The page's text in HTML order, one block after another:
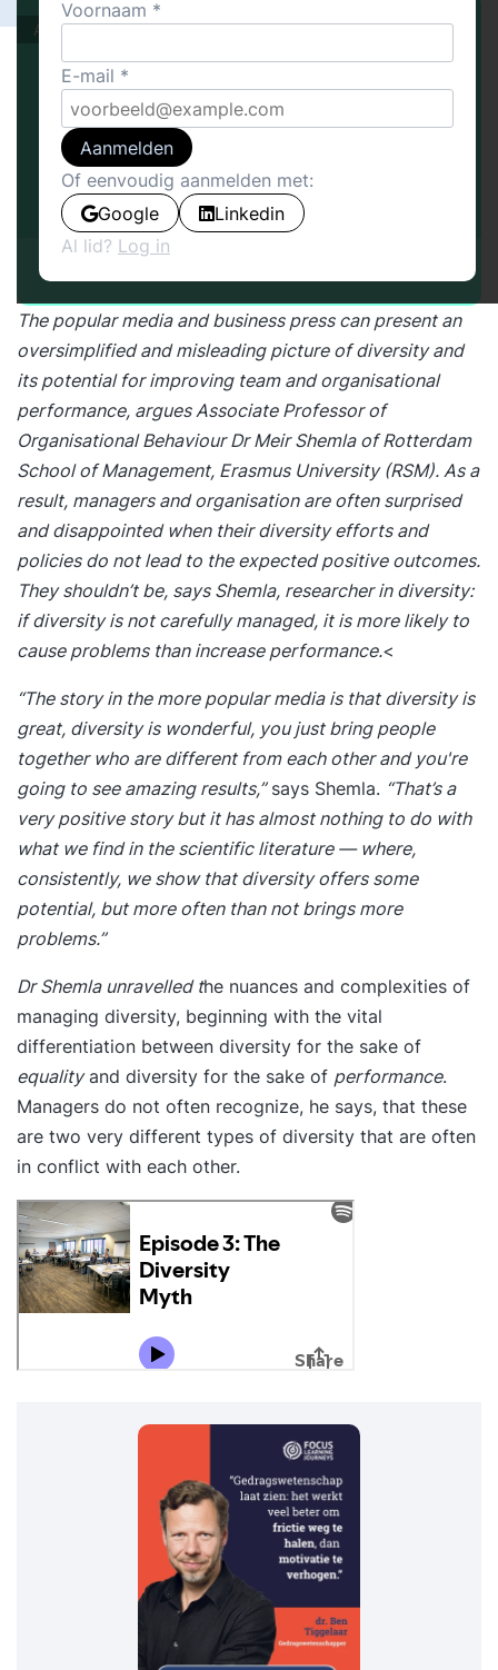
Actueel
The popular media and business press can present an
oversimplified and misleading picture of diversity and
its potential for improving team and organisational
performance, argues Associate Professor of
Organisational Behaviour Dr Meir Shemla of Rotterdam
School of Management, Erasmus University (RSM). As a
result, managers and organisation are often surprised
and disappointed when their diversity efforts and
policies do not lead to the expected positive outcomes.
They shouldn’t be, says Shemla, researcher in diversity:
if diversity is not carefully managed, it is more likely to
cause problems than increase performance.<
“The story in the more popular media is that diversity is
great, diversity is wonderful, you just bring people
together who are different from each other and you're
going to see amazing results,”says Shemla. “That’s a
very positive story but it has almost nothing to do with
what we find in the scientific literature — where,
consistently, we show that diversity offers some
potential, but more often than not brings more
problems.”
Dr Shemla unravelled the nuances and complexities of
managing diversity, beginning with the vital
differentiation between diversity for the sake of
equalityand diversity for the sake of performance.
Managers do not often recognize, he says, that these
are two very different types of diversity that are often
in conflict with each other.
Voornaam
E-mail
Aanmelden
Of eenvoudig aanmelden met:
Google
Linkedin
Al lid? Log in